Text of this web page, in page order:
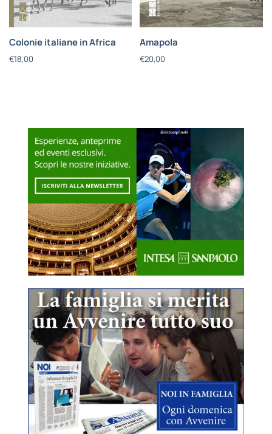
Colonie italiane in Africa
€18,00
Amapola
€20,00